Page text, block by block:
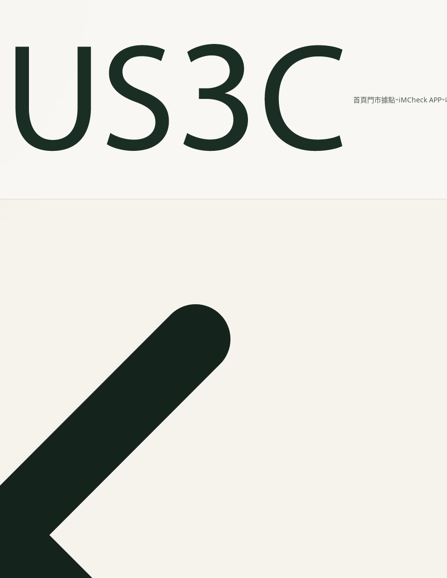
首頁門市據點 iMCheck APP